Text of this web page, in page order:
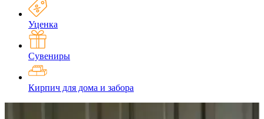
Уценка
Сувениры
Кирпич для дома и забора